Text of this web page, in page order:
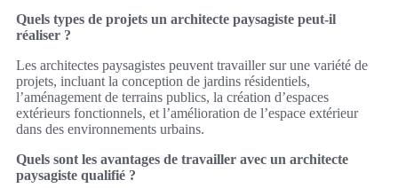
Quels types de projets un architecte paysagiste peut-il
réaliser ?
Les architectes paysagistes peuvent travailler sur une variété de
projets, incluant la conception de jardins résidentiels,
l’aménagement de terrains publics, la création d’espaces
extérieurs fonctionnels, et l’amélioration de l’espace extérieur
dans des environnements urbains.
Quels sont les avantages de travailler avec un architecte
paysagiste qualifié ?